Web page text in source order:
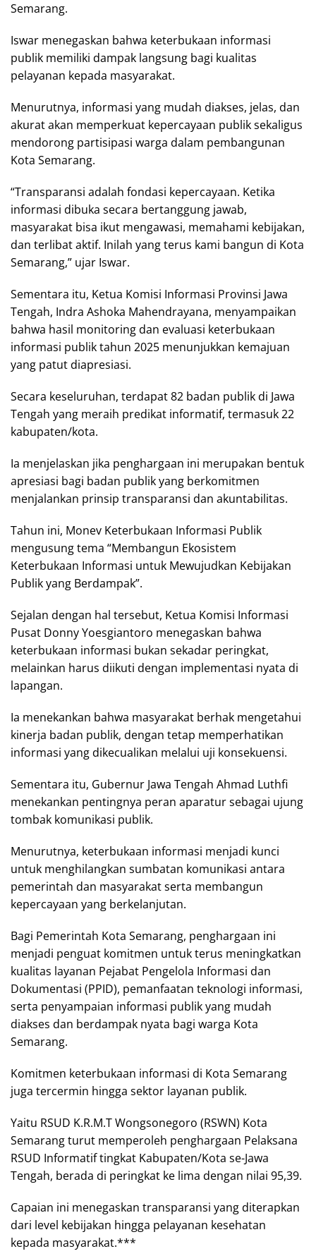
Semarang.
Iswar menegaskan bahwa keterbukaan informasi
publik memiliki dampak langsung bagi kualitas
pelayanan kepada masyarakat.
Menurutnya, informasi yang mudah diakses, jelas, dan
akurat akan memperkuat kepercayaan publik sekaligus
mendorong partisipasi warga dalam pembangunan
Kota Semarang.
“Transparansi adalah fondasi kepercayaan. Ketika
informasi dibuka secara bertanggung jawab,
masyarakat bisa ikut mengawasi, memahami kebijakan,
dan terlibat aktif. Inilah yang terus kami bangun di Kota
Semarang,” ujar Iswar.
Sementara itu, Ketua Komisi Informasi Provinsi Jawa
Tengah, Indra Ashoka Mahendrayana, menyampaikan
bahwa hasil monitoring dan evaluasi keterbukaan
informasi publik tahun 2025 menunjukkan kemajuan
yang patut diapresiasi.
Secara keseluruhan, terdapat 82 badan publik di Jawa
Tengah yang meraih predikat informatif, termasuk 22
kabupaten/kota.
Ia menjelaskan jika penghargaan ini merupakan bentuk
apresiasi bagi badan publik yang berkomitmen
menjalankan prinsip transparansi dan akuntabilitas.
Tahun ini, Monev Keterbukaan Informasi Publik
mengusung tema “Membangun Ekosistem
Keterbukaan Informasi untuk Mewujudkan Kebijakan
Publik yang Berdampak”.
Sejalan dengan hal tersebut, Ketua Komisi Informasi
Pusat Donny Yoesgiantoro menegaskan bahwa
keterbukaan informasi bukan sekadar peringkat,
melainkan harus diikuti dengan implementasi nyata di
lapangan.
Ia menekankan bahwa masyarakat berhak mengetahui
kinerja badan publik, dengan tetap memperhatikan
informasi yang dikecualikan melalui uji konsekuensi.
Sementara itu, Gubernur Jawa Tengah Ahmad Luthfi
menekankan pentingnya peran aparatur sebagai ujung
tombak komunikasi publik.
Menurutnya, keterbukaan informasi menjadi kunci
untuk menghilangkan sumbatan komunikasi antara
pemerintah dan masyarakat serta membangun
kepercayaan yang berkelanjutan.
Bagi Pemerintah Kota Semarang, penghargaan ini
menjadi penguat komitmen untuk terus meningkatkan
kualitas layanan Pejabat Pengelola Informasi dan
Dokumentasi (PPID), pemanfaatan teknologi informasi,
serta penyampaian informasi publik yang mudah
diakses dan berdampak nyata bagi warga Kota
Semarang.
Komitmen keterbukaan informasi di Kota Semarang
juga tercermin hingga sektor layanan publik.
Yaitu RSUD K.R.M.T Wongsonegoro (RSWN) Kota
Semarang turut memperoleh penghargaan Pelaksana
RSUD Informatif tingkat Kabupaten/Kota se-Jawa
Tengah, berada di peringkat ke lima dengan nilai 95,39.
Capaian ini menegaskan transparansi yang diterapkan
dari level kebijakan hingga pelayanan kesehatan
kepada masyarakat.***